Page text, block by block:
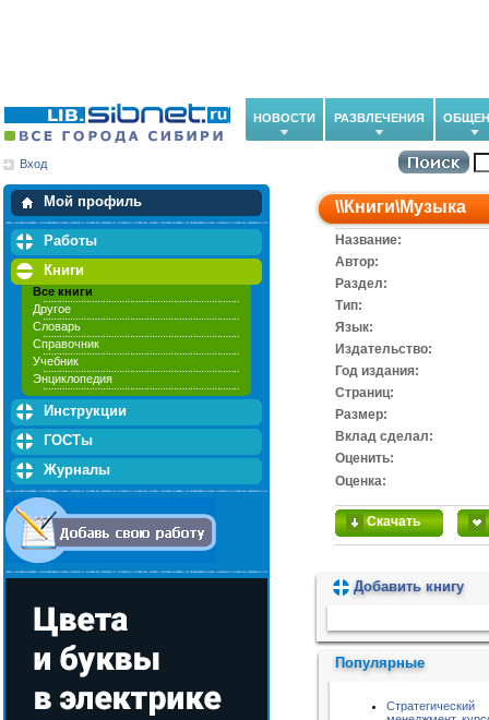
НОВОСТИ РАЗВЛЕЧЕНИЯ
Вход
Мой профиль
Мои закладки
Работы
Книги
Все книги
Другое
Словарь
Справочник
Учебник
Энциклопедия
Инструкции
ГОСТы
Журналы
\\Книги\Музыка
Название:
Автор:
Раздел:
Тип:
Язык:
Издательство:
Год издания:
Cтраниц:
Размер:
Вклад сделал:
Оценить:
Оценка:
Скачать
Добавить книгу
Популярные
Стратегический